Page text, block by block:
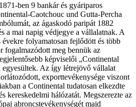
ben 9 bankár és gyáriparos
Caotchouc und Gutta-Percha
az ágaskodó paripát 1882
a mai napig védjegye a vállalatnak. A
folyamatosan fejlődött és több
fogalmazódott meg bennük az
képviselői „Continental
Az így létrejövő vállalat
exporttevékenysége viszont
a Continental tudatosan elkezdte
kereskedelmi hálózatát. Megszerezte az
abroncstevékenységét majd